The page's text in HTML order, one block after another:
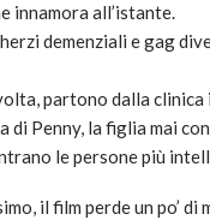
innamora all’istante.
demenziali e gag
partono dalla
Penny, la figlia mai
le persone più
il film perde un po’